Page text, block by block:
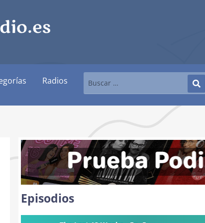
Radios
Episodios